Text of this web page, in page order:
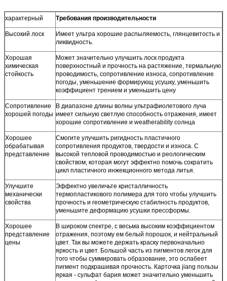
характерный Требования производительности
Высокий лоск
Имеет ультра хорошие распыляемость, глянцевитость и
ликвидность.
Хорошая
химическая
стойкость
Может значительно улучшить лоск продукта
поверхностный и прочность на растяжение, термальную
проводимость, сопротивление износа, сопротивление
погоды, уменьшение формирующ усушку, уменьшить
коэффициент трением и уменьшить цену
Сопротивление
хорошей погоды
В диапазоне длины волны ультрафиолетового луча
имеет сильную светлую способность отражения, имеет
хорошие сопротивление и weatherability солнца
Хорошее
обрабатывая
представление
Смогите улучшить ригидность пластичного
сопротивления продуктов, твердости и износа. С
высокой тепловой проводимостью и реологическим
свойством, которая могут эффектно помочь сократить
цикл пластичного инжекционного метода литья.
Улучшите
механически
свойства
Эффектно увеличьте кристалличность
термопластикового полимера для того чтобы улучшить
прочность и геометрическую стабилность продуктов,
уменьшите деформацию усушки прессформы.
Хорошее
представление
цены
В широком спектре, с весьма высоким коэффициентом
отражения, поэтому ем белый порошок, и нейтральный
цвет. Так вы можете держать краску первоначально
яркость и цвет. Большой часть из пигментов легок для
того чтобы суммировать образование, это ослабеет
пигмент подкрашивая прочность. Карточка jiang пользы
яркая - сульфат бария может значительно уменьшить